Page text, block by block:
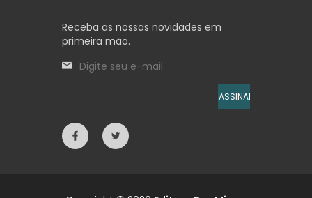
Receba as nossas novidades em
primeira mão.
ASSINAR